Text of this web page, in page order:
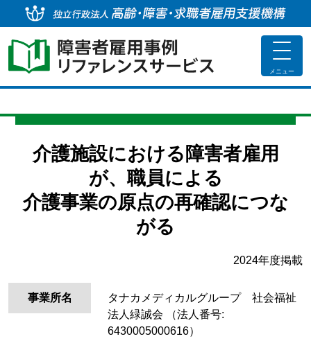
toggle
メニュー
介護施設における障害者雇用
が、職員による
介護事業の原点の再確認につな
がる
2024年度掲載
事業所名
タナカメディカルグループ 社会福祉
法人緑誠会 （法人番号:
6430005000616）